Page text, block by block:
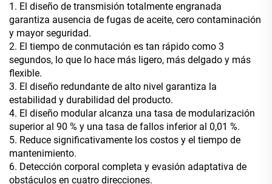
1. El diseño de transmisión totalmente engranada
garantiza ausencia de fugas de aceite, cero contaminación
y mayor seguridad.
2. El tiempo de conmutación es tan rápido como 3
segundos, lo que lo hace más ligero, más delgado y más
flexible.
3. El diseño redundante de alto nivel garantiza la
estabilidad y durabilidad del producto.
4. El diseño modular alcanza una tasa de modularización
superior al 90 % y una tasa de fallos inferior al 0,01 %.
5. Reduce significativamente los costos y el tiempo de
mantenimiento.
6. Detección corporal completa y evasión adaptativa de
obstáculos en cuatro direcciones.